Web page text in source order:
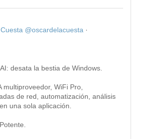
@oscardelacuesta ·
desata la bestia de Windows.
multiproveedor, WiFi Pro,
de red, automatización, análisis
una sola aplicación.